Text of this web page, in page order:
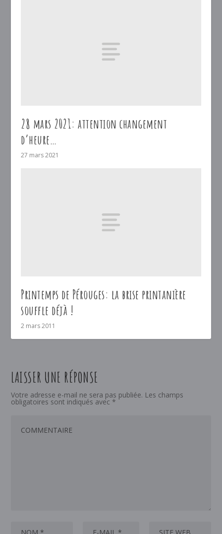
28 mars 2021: attention changement
d’heure…
27 mars 2021
Printemps de Pérouges: la brise printanière
souffle déjà !
2 mars 2011
LAISSER UNE RÉPONSE
Votre adresse e-mail ne sera pas publiée. Les champs
obligatoires sont indiqués avec *